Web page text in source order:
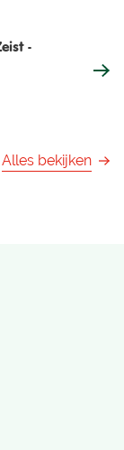
-
Alles bekijken